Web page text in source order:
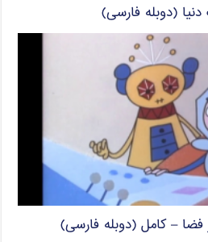
(دوبله فارسی)
– کامل (دوبله فارسی)